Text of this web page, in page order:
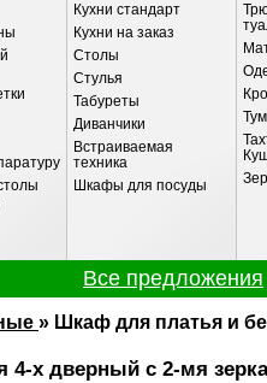
Кухни стандарт
Кухни на заказ
Столы
Стулья
Табуреты
Диванчики
Встраиваемая
техника
Шкафы для посуды
Все предложения
» Шкаф для платья и
х дверный с 2-мя